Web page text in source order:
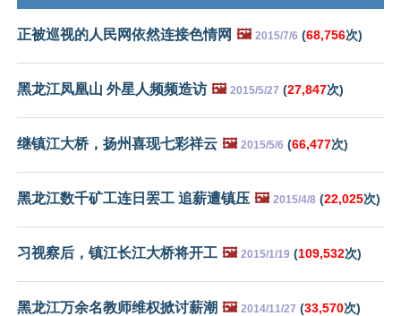
正被巡视的人民网依然连接色情网 🖼️ 2015/7/6 (68,756次)
黑龙江凤凰山 外星人频频造访 🖼️ 2015/5/27 (27,847次)
继镇江大桥，扬州喜现七彩祥云 🖼️ 2015/5/6 (66,477次)
黑龙江数千矿工连日罢工 追薪遭镇压 🖼️ 2015/4/8 (22,025次)
习视察后，镇江长江大桥将开工 🖼️ 2015/1/19 (109,532次)
黑龙江万余名教师维权掀讨薪潮 🖼️ 2014/11/27 (33,570次)